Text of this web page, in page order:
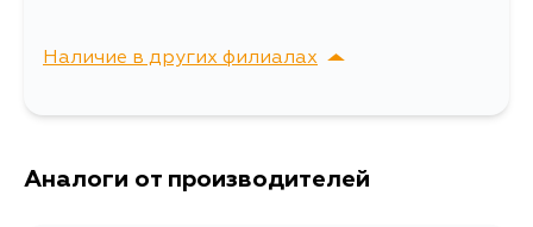
Наличие в других филиалах
г. Владивосток,
Аналоги от производителей